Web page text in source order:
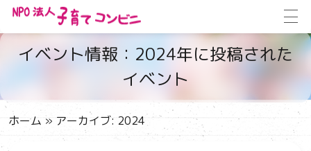
イベント情報：2024年に投稿された
イベント
ホーム » アーカイブ: 2024